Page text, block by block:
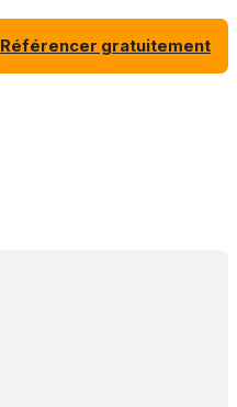
Référencer gratuitement